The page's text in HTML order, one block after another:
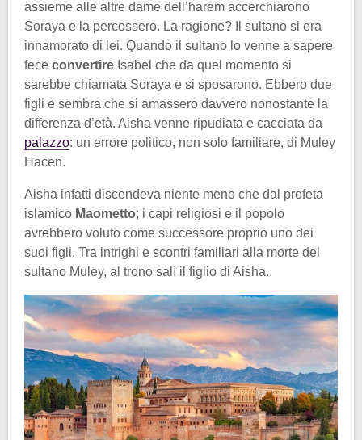
assieme alle altre dame dell’harem accerchiarono
Soraya e la percossero. La ragione? Il sultano si era
innamorato di lei. Quando il sultano lo venne a sapere
fece convertire Isabel che da quel momento si
sarebbe chiamata Soraya e si sposarono. Ebbero due
figli e sembra che si amassero davvero nonostante la
differenza d’età. Aisha venne ripudiata e cacciata da
palazzo: un errore politico, non solo familiare, di Muley
Hacen.
Aisha infatti discendeva niente meno che dal profeta
islamico Maometto; i capi religiosi e il popolo
avrebbero voluto come successore proprio uno dei
suoi figli. Tra intrighi e scontri familiari alla morte del
sultano Muley, al trono salì il figlio di Aisha.